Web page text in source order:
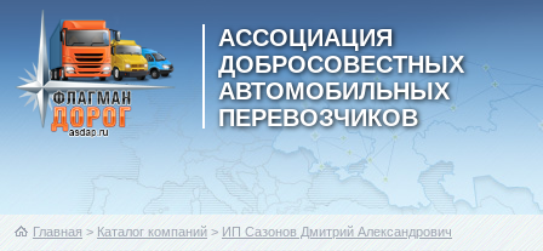
АССОЦИАЦИЯ
ДОБРОСОВЕСТНЫХ
АВТОМОБИЛЬНЫХ
ПЕРЕВОЗЧИКОВ
Главная > Каталог компаний > ИП Сазонов Дмитрий Александрович